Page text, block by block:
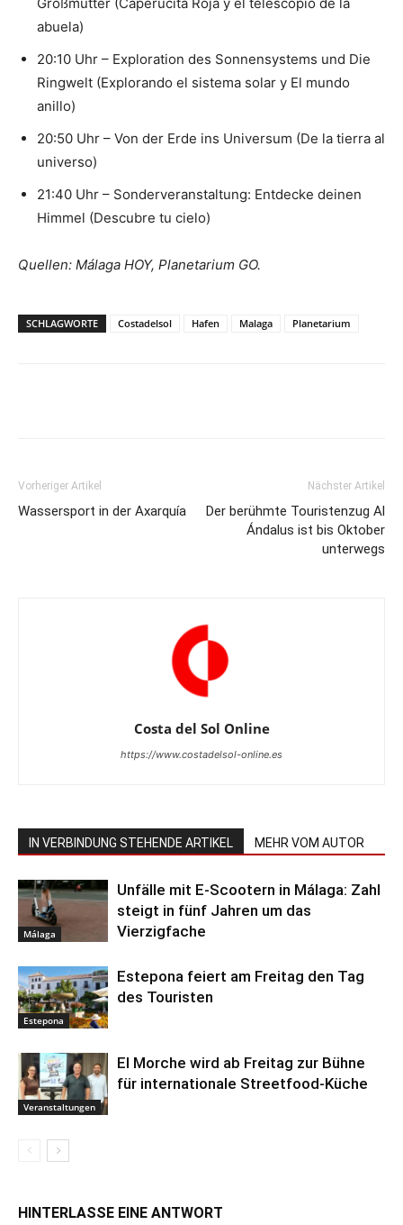
abuela)
20:10 Uhr – Exploration des Sonnensystems und Die
Ringwelt (Explorando el sistema solar y El mundo
anillo)
20:50 Uhr – Von der Erde ins Universum (De la tierra al
universo)
21:40 Uhr – Sonderveranstaltung: Entdecke deinen
Himmel (Descubre tu cielo)
Quellen: Málaga HOY, Planetarium GO.
SCHLAGWORTE Costadelsol Hafen Malaga Planetarium
Vorheriger Artikel
Wassersport in der Axarquía
Nächster Artikel
Der berühmte Touristenzug Al
Ándalus ist bis Oktober
unterwegs
Costa del Sol Online
https://www.costadelsol-online.es
IN VERBINDUNG STEHENDE ARTIKEL MEHR VOM AUTOR
Málaga
Unfälle mit E-Scootern in Málaga: Zahl
steigt in fünf Jahren um das
Vierzigfache
Estepona
Estepona feiert am Freitag den Tag
des Touristen
Veranstaltungen
El Morche wird ab Freitag zur Bühne
für internationale Streetfood-Küche
HINTERLASSE EINE ANTWORT